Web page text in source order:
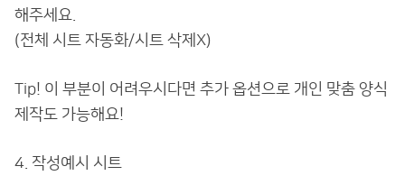
해주세요.
(전체 시트 자동화/시트 삭제X)
Tip! 이 부분이 어려우시다면 추가 옵션으로 개인 맞춤 양식
제작도 가능해요!
4. 작성예시 시트